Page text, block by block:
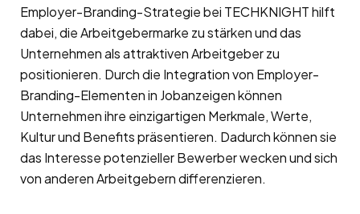
Employer-Branding-Strategie bei TECHKNIGHT hilft
dabei, die Arbeitgebermarke zu stärken und das
Unternehmen als attraktiven Arbeitgeber zu
positionieren. Durch die Integration von Employer-
Branding-Elementen in Jobanzeigen können
Unternehmen ihre einzigartigen Merkmale, Werte,
Kultur und Benefits präsentieren. Dadurch können sie
das Interesse potenzieller Bewerber wecken und sich
von anderen Arbeitgebern differenzieren.